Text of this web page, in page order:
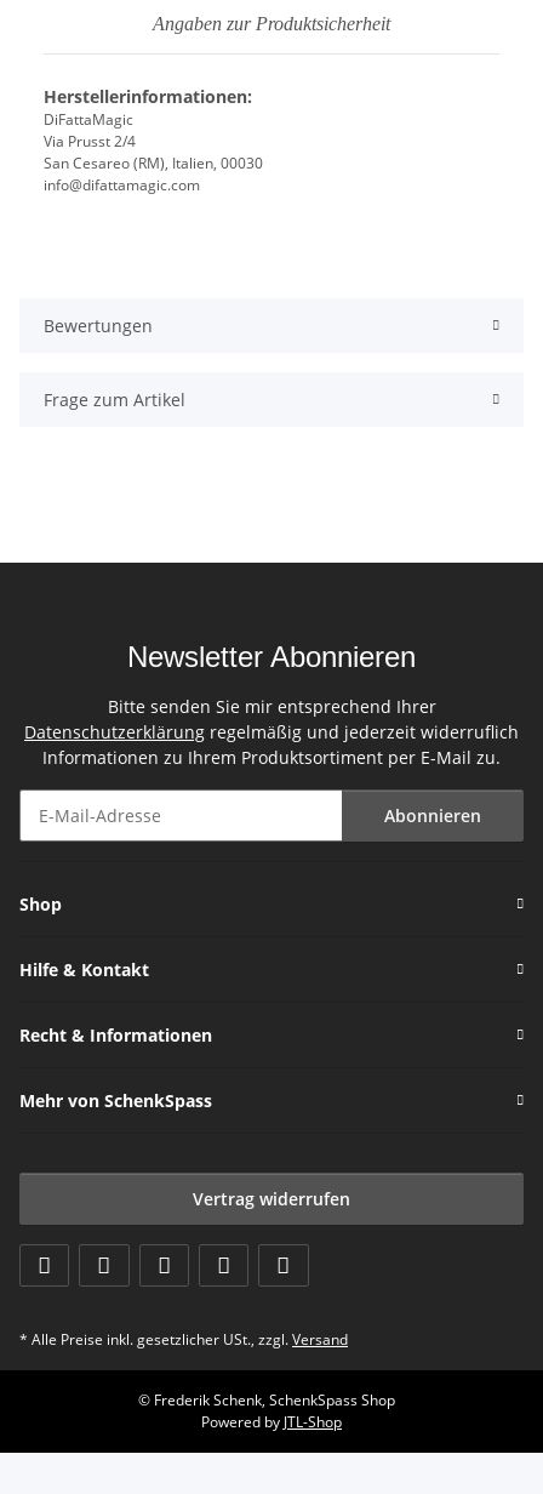
Angaben zur Produktsicherheit
Herstellerinformationen:
DiFattaMagic
Via Prusst 2/4
San Cesareo (RM), Italien, 00030
info@difattamagic.com
Bewertungen
Frage zum Artikel
Newsletter Abonnieren
Bitte senden Sie mir entsprechend Ihrer
Datenschutzerklärung regelmäßig und jederzeit widerruflich
Informationen zu Ihrem Produktsortiment per E-Mail zu.
Abonnieren
Shop
Hilfe & Kontakt
Recht & Informationen
Mehr von SchenkSpass
Vertrag widerrufen
* Alle Preise inkl. gesetzlicher USt., zzgl.Versand
© Frederik Schenk, SchenkSpass Shop
Powered by JTL-Shop